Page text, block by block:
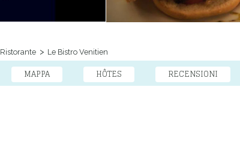
Ristorante Le Bistro Venitien
MAPPA HÔTES RECENSIONI